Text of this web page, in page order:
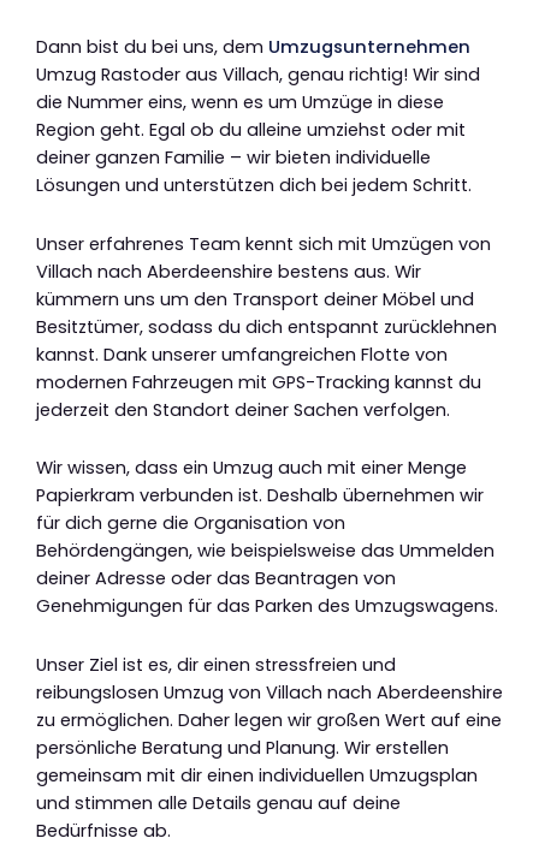
Dann bist du bei uns, dem Umzugsunternehmen
Umzug Rastoder aus Villach, genau richtig! Wir sind
die Nummer eins, wenn es um Umzüge in diese
Region geht. Egal ob du alleine umziehst oder mit
deiner ganzen Familie – wir bieten individuelle
Lösungen und unterstützen dich bei jedem Schritt.
Unser erfahrenes Team kennt sich mit Umzügen von
Villach nach Aberdeenshire bestens aus. Wir
kümmern uns um den Transport deiner Möbel und
Besitztümer, sodass du dich entspannt zurücklehnen
kannst. Dank unserer umfangreichen Flotte von
modernen Fahrzeugen mit GPS-Tracking kannst du
jederzeit den Standort deiner Sachen verfolgen.
Wir wissen, dass ein Umzug auch mit einer Menge
Papierkram verbunden ist. Deshalb übernehmen wir
für dich gerne die Organisation von
Behördengängen, wie beispielsweise das Ummelden
deiner Adresse oder das Beantragen von
Genehmigungen für das Parken des Umzugswagens.
Unser Ziel ist es, dir einen stressfreien und
reibungslosen Umzug von Villach nach Aberdeenshire
zu ermöglichen. Daher legen wir großen Wert auf eine
persönliche Beratung und Planung. Wir erstellen
gemeinsam mit dir einen individuellen Umzugsplan
und stimmen alle Details genau auf deine
Bedürfnisse ab.